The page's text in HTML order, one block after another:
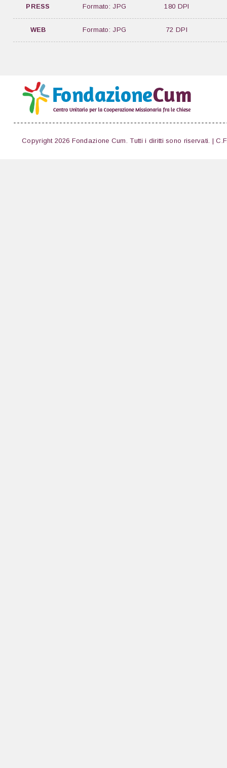
PRESS Formato: JPG 180 DPI
WEB Formato: JPG 72 DPI
Copyright 2026 Fondazione Cum. Tutti i diritti sono riservati. |